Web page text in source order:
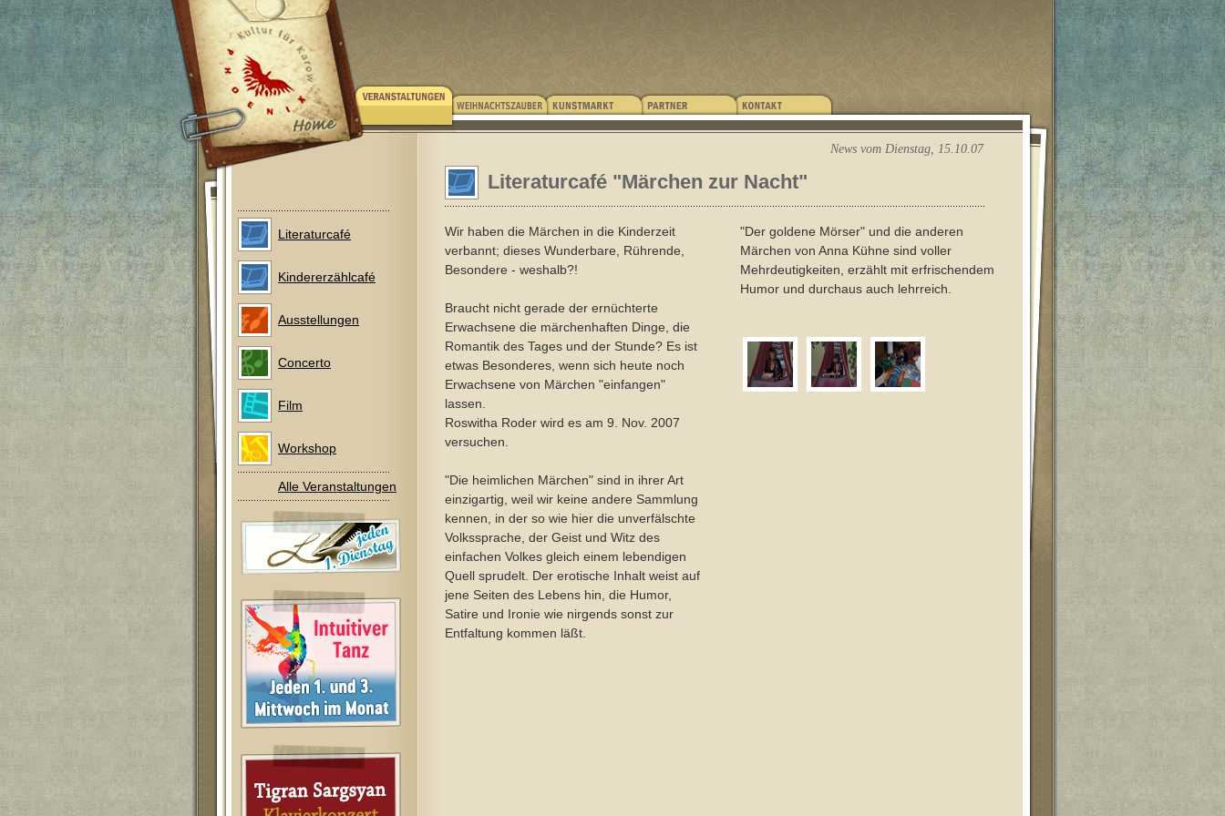
Literaturcafé
Kindererzählcafé
Ausstellungen
Concerto
Film
Workshop
Alle Veranstaltungen
News vom Dienstag, 15.10.07
Literaturcafé "Märchen zur Nacht"
Wir haben die Märchen in die Kinderzeit
verbannt; dieses Wunderbare, Rührende,
Besondere - weshalb?!
Braucht nicht gerade der ernüchterte
Erwachsene die märchenhaften Dinge, die
Romantik des Tages und der Stunde? Es ist
etwas Besonderes, wenn sich heute noch
Erwachsene von Märchen "einfangen"
lassen.
Roswitha Roder wird es am 9. Nov. 2007
versuchen.
"Die heimlichen Märchen" sind in ihrer Art
einzigartig, weil wir keine andere Sammlung
kennen, in der so wie hier die unverfälschte
Volkssprache, der Geist und Witz des
einfachen Volkes gleich einem lebendigen
Quell sprudelt. Der erotische Inhalt weist auf
jene Seiten des Lebens hin, die Humor,
Satire und Ironie wie nirgends sonst zur
Entfaltung kommen läßt.
"Der goldene Mörser" und die anderen
Märchen von Anna Kühne sind voller
Mehrdeutigkeiten, erzählt mit erfrischendem
Humor und durchaus auch lehrreich.